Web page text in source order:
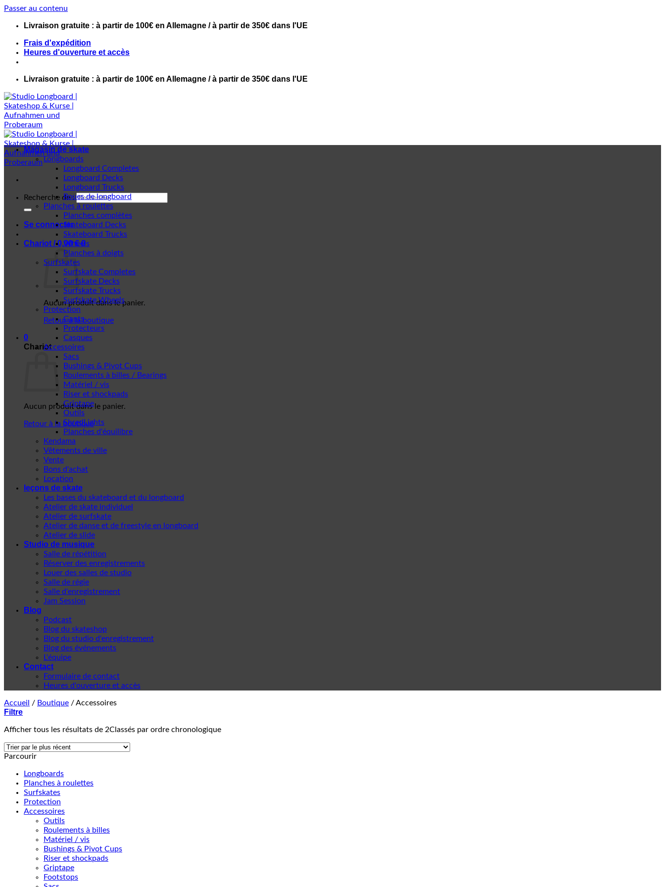
Passer au contenu
Livraison gratuite : à partir de 100€ en Allemagne / à partir de 350€ dans l'UE
Frais d'expédition
Heures d'ouverture et accès
Livraison gratuite : à partir de 100€ en Allemagne / à partir de 350€ dans l'UE
Recherche de :
Se connecter
Chariot /0,00€ 0
Aucun produit dans le panier.
Retour à la boutique
0
Chariot
Aucun produit dans le panier.
Retour à la boutique
Magasin de skate
Longboards
Longboard Completes
Longboard Decks
Longboard Trucks
Roues de longboard
Planches à roulettes
Planches complètes
Skateboard Decks
Skateboard Trucks
Wheels
Planches à doigts
Surfskates
Surfskate Completes
Surfskate Decks
Surfskate Trucks
Surfskate Wheels
Protection
Gants
Protecteurs
Casques
Accessoires
Sacs
Bushings & Pivot Cups
Roulements à billes / Bearings
Matériel / vis
Riser et shockpads
Griptape
Outils
ShredLights
Planches d'équilibre
Kendama
Vêtements de ville
Vente
Bons d'achat
Location
leçons de skate
Les bases du skateboard et du longboard
Atelier de skate individuel
Atelier de surfskate
Atelier de danse et de freestyle en longboard
Atelier de slide
Studio de musique
Salle de répétition
Réserver des enregistrements
Louer des salles de studio
Salle de régie
Salle d'enregistrement
Jam Session
Blog
Podcast
Blog du skateshop
Blog du studio d'enregistrement
Blog des événements
L'équipe
Contact
Formulaire de contact
Heures d'ouverture et accès
Accueil / Boutique /Accessoires
Filtre
Afficher tous les résultats de 2Classés par ordre chronologique
Parcourir
Longboards
Planches à roulettes
Surfskates
Protection
Accessoires
Outils
Roulements à billes
Matériel / vis
Bushings & Pivot Cups
Riser et shockpads
Griptape
Footstops